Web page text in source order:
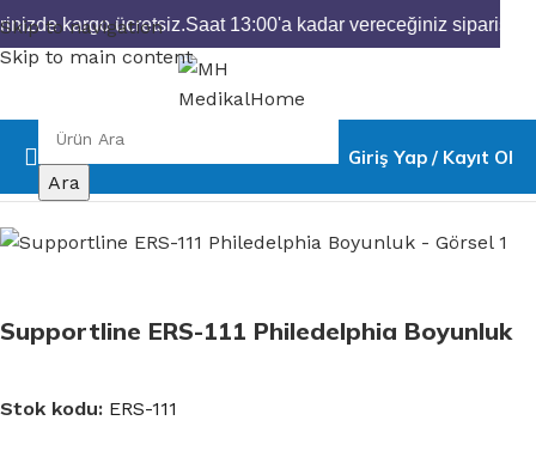
Skip to navigation
Skip to main content
Ara
Giriş Yap / Kayıt Ol
Ana Sayfa
Supportline ERS-111 Philedelphia Boyunluk
Stok kodu: ERS-111
kargo ücretsiz.Saat 13:00'a kadar vereceğiniz